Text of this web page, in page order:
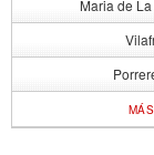
Maria de